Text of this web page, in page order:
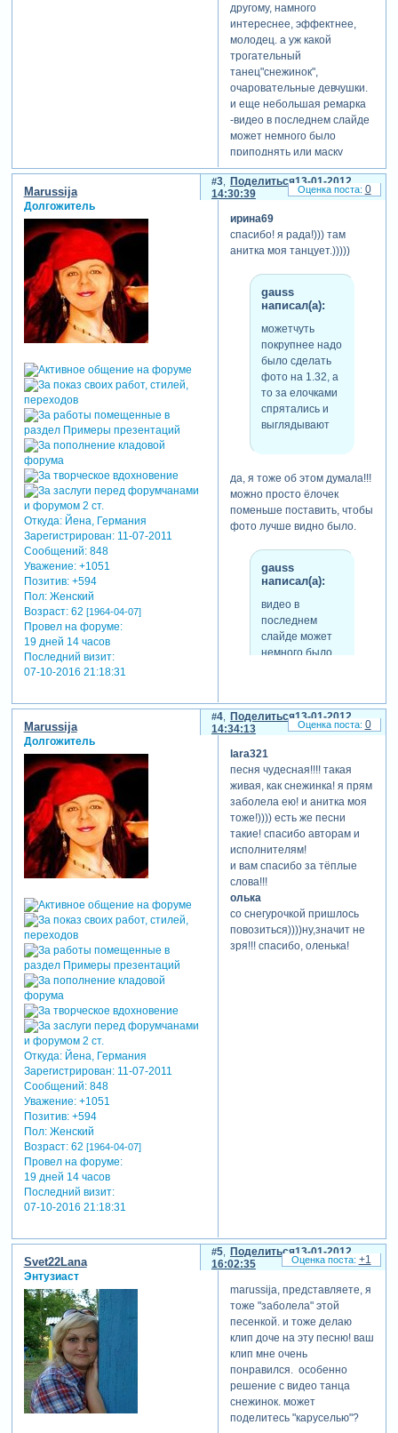
теги: зимний
другому, намного
интереснее, эффектнее,
молодец. а уж какой
трогательный
танец"снежинок",
очаровательные девчушки.
и еще небольшая ремарка
-видео в последнем слайде
может немного было
приподнять или маску
увеличить? но это мелочи, а
работа чудесная, спасибо.
Поделиться
3
13-01-2012
14:30:39
Marussija
Долгожитель
Откуда:Йена, Германия
Зарегистрирован: 11-07-2011
Сообщений:848
Уважение: +1051
Позитив: +594
Пол:Женский
Возраст:62 [1964-04-07]
Провел на форуме:
19 дней 14 часов
Последний визит:
07-10-2016 21:18:31
ирина69
спасибо! я рада!))) там
анитка моя танцует.)))))
gauss
написал(а):
можетчуть
покрупнее надо
было сделать
фото на 1.32, а
то за елочками
спрятались и
выглядывают
да, я тоже об этом думала!!!
можно просто ёлочек
поменьше поставить, чтобы
фото лучше видно было.
gauss
написал(а):
видео в
последнем
слайде может
немного было
мне хотелось, чтобы они на
снегу танцевали. да и видео
не очень удачное. головы
зрителей торчат.))))
абсолютно согласна
увеличить, подумаю, как это
лучше сделать. спасибо,
оленька!
там готовых стилей почти
нет, с ёлочками только, где
фигуриста-анимация,
остальные делала по
наитию, как видела.
0
Поделиться
4
13-01-2012
14:34:13
Marussija
Долгожитель
Откуда:Йена, Германия
Зарегистрирован: 11-07-2011
Сообщений:848
Уважение: +1051
Позитив: +594
Пол:Женский
Возраст:62 [1964-04-07]
Провел на форуме:
19 дней 14 часов
Последний визит:
07-10-2016 21:18:31
lara321
песня чудесная!!!! такая
живая, как снежинка! я прям
заболела ею! и анитка моя
тоже!)))) есть же песни
такие! спасибо авторам и
исполнителям!
и вам спасибо за тёплые
слова!!!
олька
со снегурочкой пришлось
повозиться))))ну,значит не
зря!!! спасибо, оленька!
0
Поделиться
5
13-01-2012
16:02:35
Svet22Lana
Энтузиаст
marussija, представляете, я
тоже "заболела" этой
песенкой. и тоже делаю
клип доче на эту песню! ваш
клип мне очень
понравился. особенно
решение с видео танца
снежинок. может
поделитесь "каруселью"?
+1